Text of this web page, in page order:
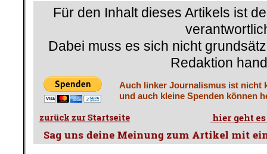
Für den Inhalt dieses Artikels ist
Dabei muss es sich nicht
Redaktion
Auch linker Journalismus ist nicht
und auch kleine Spenden können